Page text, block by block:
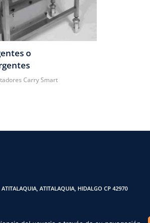
o
Carry Smart
ATITALAQUIA, HIDALGO CP 42970